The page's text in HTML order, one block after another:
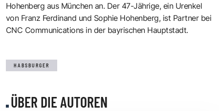
Hohenberg aus München an. Der 47-Jährige, ein Urenkel
von Franz Ferdinand und Sophie Hohenberg, ist Partner bei
CNC Communications in der bayrischen Hauptstadt.
HABSBURGER
ÜBER DIE AUTOREN